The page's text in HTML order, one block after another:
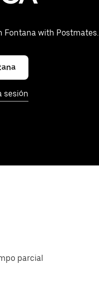
Fontana with Postmates.
sesión
parcial